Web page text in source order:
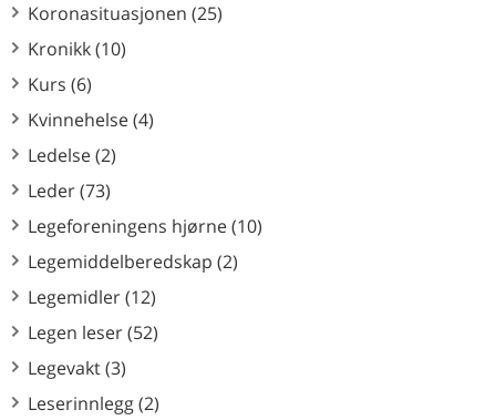
Koronasituasjonen (25)
Kronikk (10)
Kurs (6)
Kvinnehelse (4)
Ledelse (2)
Leder (73)
Legeforeningens hjørne (10)
Legemiddelberedskap (2)
Legemidler (12)
Legen leser (52)
Legevakt (3)
Leserinnlegg (2)